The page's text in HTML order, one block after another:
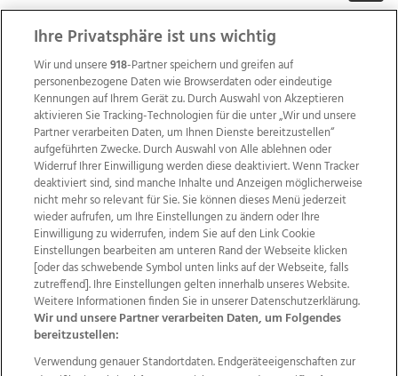
Wir über uns Mediadaten Kontakt
Jobs
Datenschutz
Impressum
AGB Anzeigekunden
AGB Website
Ehrenkodex Politische Werbung
Ihre Privatsphäre ist uns wichtig
Wir und unsere918-Partner speichern und greifen auf
personenbezogene Daten wie Browserdaten oder eindeutige
Kennungen auf Ihrem Gerät zu. Durch Auswahl von Akzeptieren
aktivieren Sie Tracking-Technologien für die unter „Wir und unsere
Partner verarbeiten Daten, um Ihnen Dienste bereitzustellen“
aufgeführten Zwecke. Durch Auswahl von Alle ablehnen oder
Widerruf Ihrer Einwilligung werden diese deaktiviert. Wenn Tracker
deaktiviert sind, sind manche Inhalte und Anzeigen möglicherweise
nicht mehr so relevant für Sie. Sie können dieses Menü jederzeit
wieder aufrufen, um Ihre Einstellungen zu ändern oder Ihre
Einwilligung zu widerrufen, indem Sie auf den Link Cookie
Einstellungen bearbeiten am unteren Rand der Webseite klicken
[oder das schwebende Symbol unten links auf der Webseite, falls
zutreffend]. Ihre Einstellungen gelten innerhalb unseres Website.
Weitere Informationen finden Sie in unserer Datenschutzerklärung.
Wir und unsere Partner verarbeiten Daten, um Folgendes
bereitzustellen:
Verwendung genauer Standortdaten. Endgeräteeigenschaften zur